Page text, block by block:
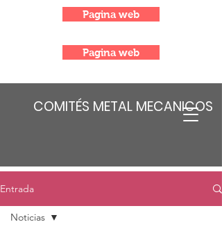
COMITÉS METAL MECANICOS
Pagina web
Pagina web
Entrada
Noticias